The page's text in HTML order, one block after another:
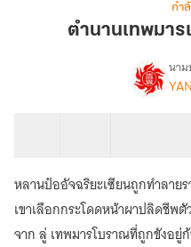
มาร
สวรรค์
กำ
ตำนานเทพมาร
นา
หลานป๋ออัจฉริยะเซียนถูกทำลาย
เขาเลือกกระโดดหน้าผาปลิดชี
จาก ลู่ เทพมารโบราณที่ถูกขังอยู่